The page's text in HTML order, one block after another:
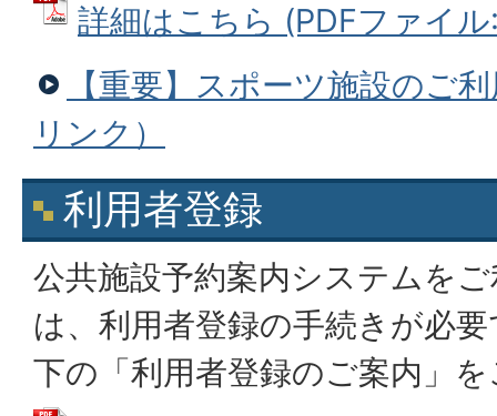
詳細はこちら (PDFファイ
【重要】スポーツ施設のご
リンク）
利用者登録
公共施設予約案内システムを
は、利用者登録の手続きが必
下の「利用者登録のご案内」